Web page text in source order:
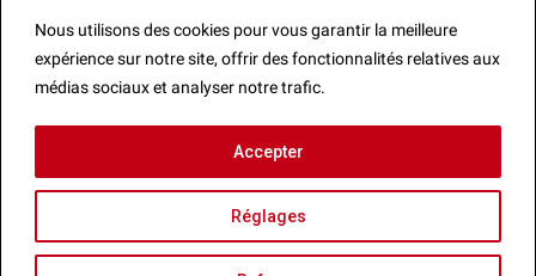
Nous utilisons des cookies pour vous garantir la meilleure
expérience sur notre site, offrir des fonctionnalités relatives aux
médias sociaux et analyser notre trafic.
Réglages
Accepter
Mentions LégalesActes administratifs
Ce site web utilise des cookies.
Nous utilisons des cookies pour vous garantir la meilleure
expérience sur notre site, offrir des fonctionnalités relatives
aux médias sociaux et analyser notre trafic.